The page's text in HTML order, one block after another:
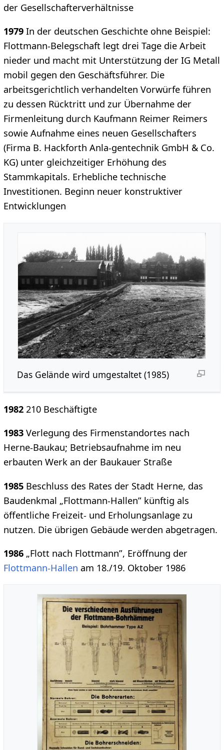
der Gesellschafterverhältnisse
1979In der deutschen Geschichte ohne Beispiel:
Flottmann-Belegschaft legt drei Tage die Arbeit
nieder und macht mit Unterstützung der IG Metall
mobil gegen den Geschäftsführer. Die
arbeitsgerichtlich verhandelten Vorwürfe führen
zu dessen Rücktritt und zur Übernahme der
Firmenleitung durch Kaufmann Reimer Reimers
sowie Aufnahme eines neuen Gesellschafters
(Firma B. Hackforth Anla-gentechnik GmbH & Co.
KG) unter gleichzeitiger Erhöhung des
Stammkapitals. Erhebliche technische
Investitionen. Beginn neuer konstruktiver
Entwicklungen
Das Gelände wird umgestaltet (1985)
1982210 Beschäftigte
1983Verlegung des Firmenstandortes nach
Herne-Baukau; Betriebsaufnahme im neu
erbauten Werk an der Baukauer Straße
1985Beschluss des Rates der Stadt Herne, das
Baudenkmal „Flottmann-Hallen” künftig als
öffentliche Freizeit- und Erholungsanlage zu
nutzen. Die übrigen Gebäude werden abgetragen.
1986„Flott nach Flottmann”, Eröffnung der
Flottmann-Hallen am 18./19. Oktober 1986